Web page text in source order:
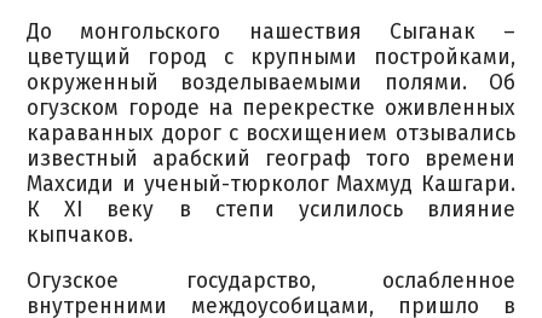
До монгольского нашествия Сыганак –
цветущий город с крупными постройками,
окруженный возделываемыми полями. Об
огузском городе на перекрестке оживленных
караванных дорог с восхищением отзывались
известный арабский географ того времени
Махсиди и ученый-тюрколог Махмуд Кашгари.
К XI веку в степи усилилось влияние
кыпчаков.
Огузское государство, ослабленное
внутренними междоусобицами, пришло в